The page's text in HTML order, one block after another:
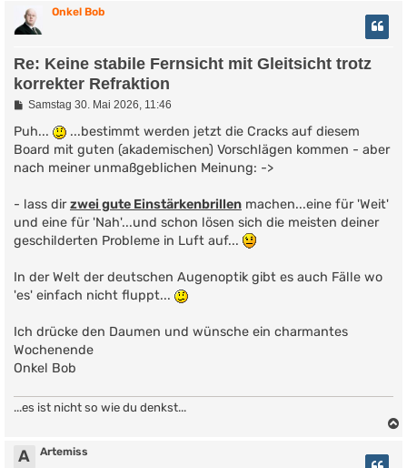
Onkel Bob
Re: Keine stabile Fernsicht mit Gleitsicht trotz
korrekter Refraktion
B
i
r
a
Samstag 30. Mai 2026, 11:46
Puh...
...bestimmt werden jetzt die Cracks auf diesem
Board mit guten (akademischen) Vorschlägen kommen - aber
nach meiner unmaßgeblichen Meinung: ->
- lass dirzwei gute Einstärkenbrillen machen...eine für 'Weit'
und eine für 'Nah'...und schon lösen sich die meisten deiner
geschilderten Probleme in Luft auf...
In der Welt der deutschen Augenoptik gibt es auch Fälle wo
'es' einfach nicht fluppt...
Ich drücke den Daumen und wünsche ein charmantes
Wochenende
Onkel Bob
...es ist nicht so wie du denkst...
A Artemiss